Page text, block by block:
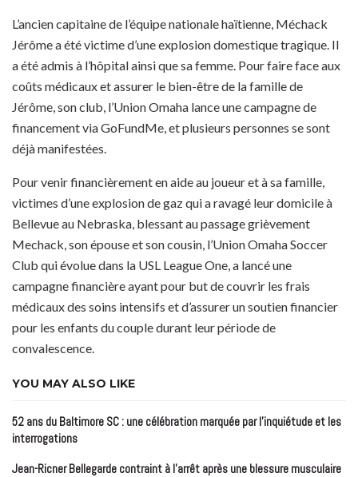
L’ancien capitaine de l’équipe nationale haïtienne, Méchack
Jérôme a été victime d’une explosion domestique tragique. Il
a été admis à l’hôpital ainsi que sa femme. Pour faire face aux
coûts médicaux et assurer le bien-être de la famille de
Jérôme, son club, l’Union Omaha lance une campagne de
financement via GoFundMe, et plusieurs personnes se sont
déjà manifestées.
Pour venir financièrement en aide au joueur et à sa famille,
victimes d’une explosion de gaz qui a ravagé leur domicile à
Bellevue au Nebraska, blessant au passage grièvement
Mechack, son épouse et son cousin, l’Union Omaha Soccer
Club qui évolue dans la USL League One, a lancé une
campagne financière ayant pour but de couvrir les frais
médicaux des soins intensifs et d’assurer un soutien financier
pour les enfants du couple durant leur période de
convalescence.
YOU MAY ALSO LIKE
52 ans du Baltimore SC : une célébration marquée par l’inquiétude et les
interrogations
Jean-Ricner Bellegarde contraint à l’arrêt après une blessure musculaire